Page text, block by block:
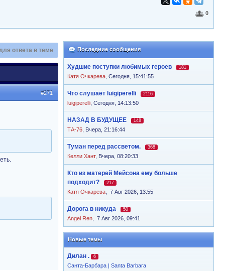
0
Последние сообщения
Худшие поступки любимых героев 181
Катя Очкарева Сегодня, 15:41:55
Что слушает luigiperelli 2116
luigiperelli Сегодня, 14:13:50
НАЗАД В БУДУЩЕЕ 148
ТА-76 Вчера, 21:16:44
Туман перед рассветом. 368
Келли Хант, Вчера, 08:20:33
Кто из матерей Мейсона ему больше
подходит?
217
Катя Очкарева 7 Авг 2026, 13:55
Дорога в никуда 50
Angel Ren 7 Авг 2026, 09:41
Новые темы
Дилан . 6
Санта-Барбара | Santa Barbara
ответа в теме
#271